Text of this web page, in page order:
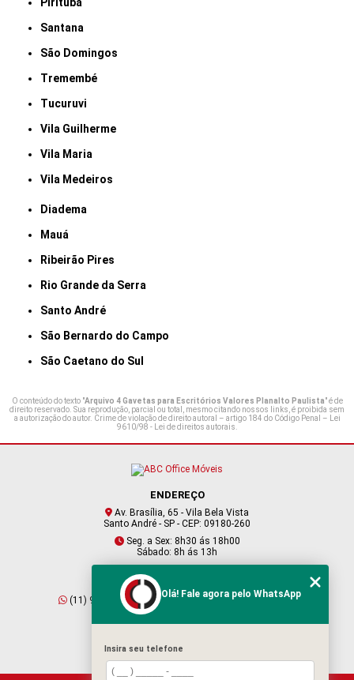
Pirituba
Santana
São Domingos
Tremembé
Tucuruvi
Vila Guilherme
Vila Maria
Vila Medeiros
Diadema
Mauá
Ribeirão Pires
Rio Grande da Serra
Santo André
São Bernardo do Campo
São Caetano do Sul
O conteúdo do texto "Arquivo 4 Gavetas para Escritórios Valores Planalto Paulista" é de
direito reservado. Sua reprodução, parcial ou total, mesmo citando nossos links, é proibida sem
a autorização do autor. Crime de violação de direito autoral – artigo 184 do Código Penal – Lei
9610/98 - Lei de direitos autorais.
ENDEREÇO
Av. Brasília, 65 - Vila Bela Vista
Santo André - SP - CEP: 09180-260
Seg. a Sex: 8h30 ás 18h00
Sábado: 8h ás 13h
CONTATO
(11) 95409-2229
(11) 4901-6045
vendas@abcofficemoveis.com.br
Olá! Fale agora pelo WhatsApp
Insira seu telefone